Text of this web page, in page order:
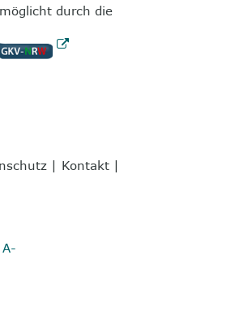
durch die
| Kontakt |
A-